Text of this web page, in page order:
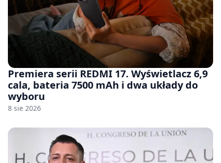
Premiera serii REDMI 17. Wyświetlacz 6,9
cala, bateria 7500 mAh i dwa układy do
wyboru
8 sie 2026